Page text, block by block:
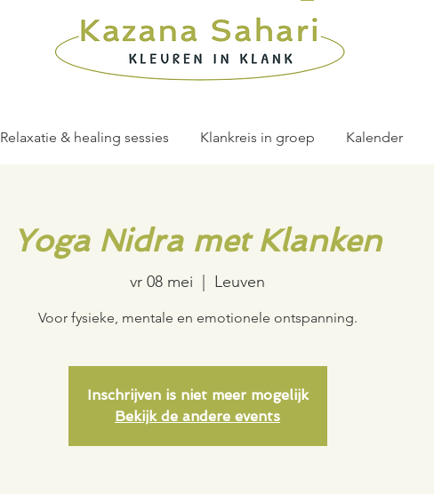
Relaxatie & healing sessies Klankreis in groep Kalender
Yoga Nidra met Klanken
vr 08 mei Leuven
Inschrijven is niet meer mogelijk
Bekijk de andere events